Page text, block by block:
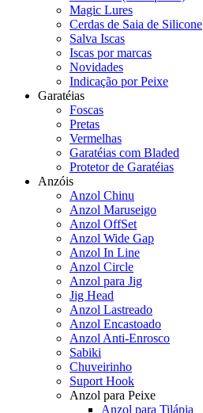
Magic Lures
Cerdas de Saia de Silicone
Salva Iscas
Iscas por marcas
Novidades
Indicação por Peixe
Garatéias
Foscas
Pretas
Vermelhas
Garatéias com Bladed
Protetor de Garatéias
Anzóis
Anzol Chinu
Anzol Maruseigo
Anzol OffSet
Anzol Wide Gap
Anzol In Line
Anzol Circle
Anzol para Jig
Jig Head
Anzol Lastreado
Anzol Encastoado
Anzol Anti-Enrosco
Sabiki
Chuveirinho
Suport Hook
Anzol para Peixe
Anzol para Tilápia